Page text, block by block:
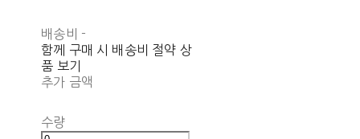
배송비 -
함께 구매 시 배송비 절약 상
품 보기
추가 금액
수량